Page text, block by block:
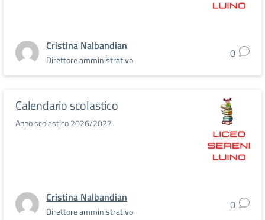
Cristina Nalbandian
Direttore amministrativo 0
Calendario scolastico
Anno scolastico 2026/2027
Cristina Nalbandian
Direttore amministrativo 0